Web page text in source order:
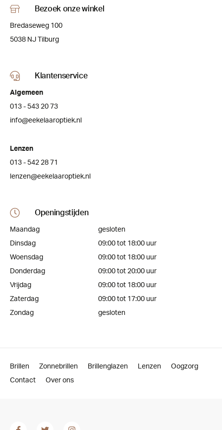
Bezoek onze winkel
Bredaseweg 100
5038 NJ Tilburg
Klantenservice
Algemeen
013 - 543 20 73
info@eekelaaroptiek.nl
Lenzen
013 - 542 28 71
lenzen@eekelaaroptiek.nl
Openingstijden
Maandag
gesloten
Dinsdag
09:00 tot 18:00 uur
Woensdag
09:00 tot 18:00 uur
Donderdag
09:00 tot 20:00 uur
Vrijdag
09:00 tot 18:00 uur
Zaterdag
09:00 tot 17:00 uur
Zondag
gesloten
Brillen Zonnebrillen Brillenglazen Lenzen
Oogzorg
Contact
Over ons